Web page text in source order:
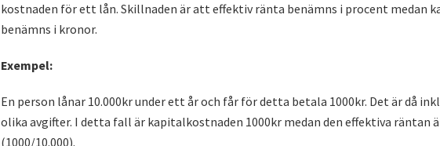
kostnaden för ett lån. Skillnaden är att effektiv ränta benämns i procent medan
benämns i kronor.
Exempel:
En person lånar 10.000kr under ett år och får för detta betala 1000kr. Det är då
olika avgifter. I detta fall är kapitalkostnaden 1000kr medan den effektiva räntan
(1000/10.000).